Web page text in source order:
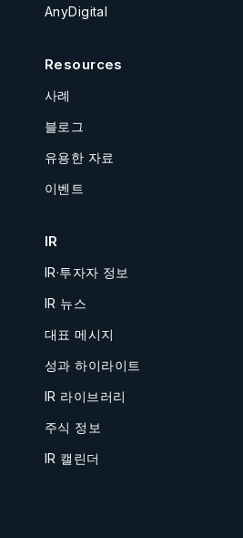
AnyDigital
Resources
사례
블로그
유용한 자료
이벤트
IR
IR·투자자 정보
IR 뉴스
대표 메시지
성과 하이라이트
IR 라이브러리
주식 정보
IR 캘린더